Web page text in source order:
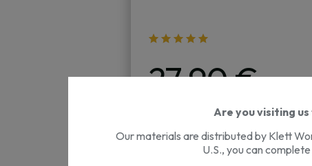
27,90 €
Are you visiting
Our materials are distributed by Klett
U.S., you can